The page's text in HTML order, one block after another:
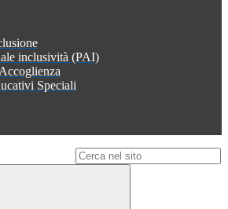
inclusività (PAI)
Speciali